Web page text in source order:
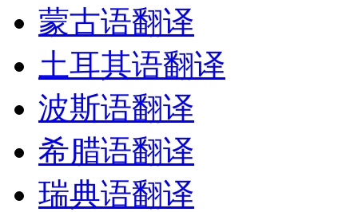
蒙古语翻译
土耳其语翻译
波斯语翻译
希腊语翻译
瑞典语翻译